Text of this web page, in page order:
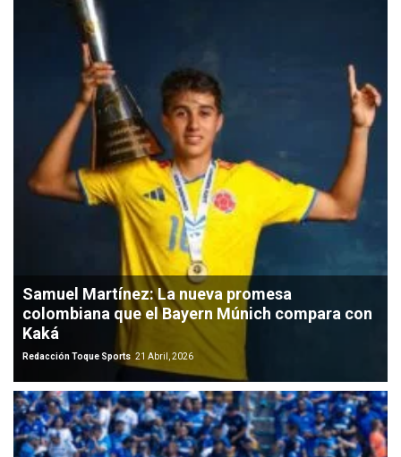
Samuel Martínez: La nueva promesa
colombiana que el Bayern Múnich compara con
Kaká
Redacción Toque Sports 21 Abril, 2026